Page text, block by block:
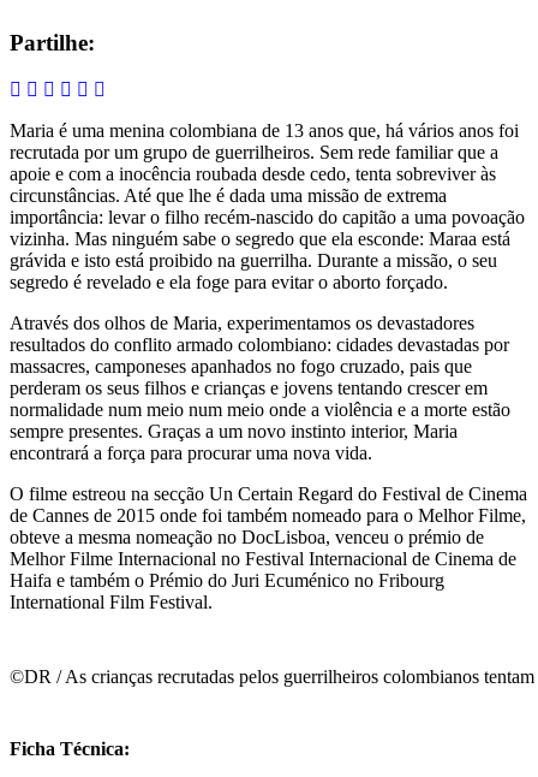
Partilhe:
Maria é uma menina colombiana de 13 anos que, há vários anos foi
recrutada por um grupo de guerrilheiros. Sem rede familiar que a
apoie e com a inocência roubada desde cedo, tenta sobreviver às
circunstâncias. Até que lhe é dada uma missão de extrema
importância: levar o filho recém-nascido do capitão a uma povoação
vizinha. Mas ninguém sabe o segredo que ela esconde: Maraa está
grávida e isto está proibido na guerrilha. Durante a missão, o seu
segredo é revelado e ela foge para evitar o aborto forçado.
Através dos olhos de Maria, experimentamos os devastadores
resultados do conflito armado colombiano: cidades devastadas por
massacres, camponeses apanhados no fogo cruzado, pais que
perderam os seus filhos e crianças e jovens tentando crescer em
normalidade num meio num meio onde a violência e a morte estão
sempre presentes. Graças a um novo instinto interior, Maria
encontrará a força para procurar uma nova vida.
O filme estreou na secção Un Certain Regard do Festival de Cinema
de Cannes de 2015 onde foi também nomeado para o Melhor Filme,
obteve a mesma nomeação no DocLisboa, venceu o prémio de
Melhor Filme Internacional no Festival Internacional de Cinema de
Haifa e também o Prémio do Juri Ecuménico no Fribourg
International Film Festival.
©DR / As crianças recrutadas pelos guerrilheiros colombianos
Ficha Técnica: